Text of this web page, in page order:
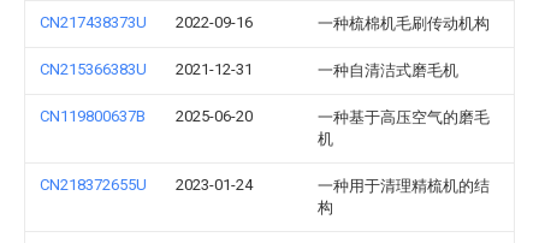
CN217438373U 2022-09-16 一种梳棉机毛刷传动机构
CN215366383U 2021-12-31 一种自清洁式磨毛机
CN119800637B 2025-06-20
一种基于高压空气的磨毛
机
CN218372655U 2023-01-24
一种用于清理精梳机的结
构